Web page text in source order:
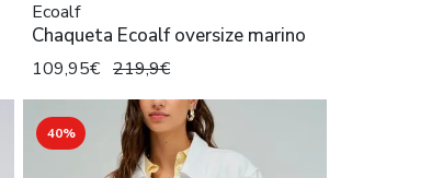
Ecoalf
Chaqueta Ecoalf oversize marino
109,95€ 219,9€
40%